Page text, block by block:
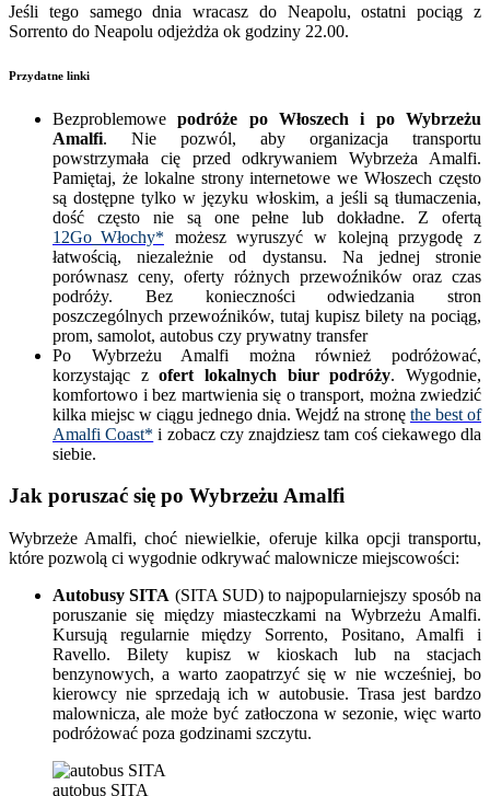
Jeśli tego samego dnia wracasz do Neapolu, ostatni pociąg z
Sorrento do Neapolu odjeżdża ok godziny 22.00.
Przydatne linki
Bezproblemowepodróże po Włoszech i po Wybrzeżu
Amalfi. Nie pozwól, aby organizacja transportu
powstrzymała cię przed odkrywaniem Wybrzeża Amalfi.
Pamiętaj, że lokalne strony internetowe we Włoszech często
są dostępne tylko w języku włoskim, a jeśli są tłumaczenia,
dość często nie są one pełne lub dokładne. Z ofertą
12Go_Włochy* możesz wyruszyć w kolejną przygodę z
łatwością, niezależnie od dystansu. Na jednej stronie
porównasz ceny, oferty różnych przewoźników oraz czas
podróży. Bez konieczności odwiedzania stron
poszczególnych przewoźników, tutaj kupisz bilety na pociąg,
prom, samolot, autobus czy prywatny transfer
Po Wybrzeżu Amalfi można również podróżować,
korzystając zofert lokalnych biur podróży. Wygodnie,
komfortowo i bez martwienia się o transport, można zwiedzić
kilka miejsc w ciągu jednego dnia. Wejdź na stronę the best of
Amalfi Coast* i zobacz czy znajdziesz tam coś ciekawego dla
siebie.
Jak poruszać się po Wybrzeżu Amalfi
Wybrzeże Amalfi, choć niewielkie, oferuje kilka opcji transportu,
które pozwolą ci wygodnie odkrywać malownicze miejscowości:
Autobusy SITA (SITA SUD) to najpopularniejszy sposób na
poruszanie się między miasteczkami na Wybrzeżu Amalfi.
Kursują regularnie między Sorrento, Positano, Amalfi i
Ravello. Bilety kupisz w kioskach lub na stacjach
benzynowych, a warto zaopatrzyć się w nie wcześniej, bo
kierowcy nie sprzedają ich w autobusie. Trasa jest bardzo
malownicza, ale może być zatłoczona w sezonie, więc warto
podróżować poza godzinami szczytu.
autobus SITA